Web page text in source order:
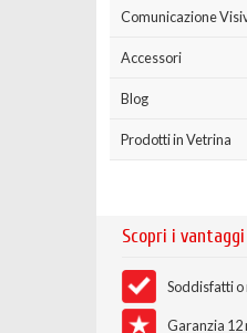
Comunicazione
Accessori
Blog
Prodotti in Vetrina
Scopri i vantaggi
Soddisfatti
Garanzia 12